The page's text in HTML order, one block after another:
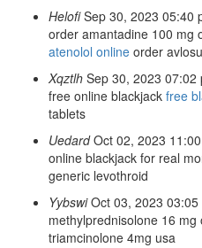
Helofi Sep 30, 2023 05:40
order amantadine 100 mg
atenolol online order
Xqztlh Sep 30, 2023 07:02
free online blackjack free
tablets
Uedard Oct 02, 2023
online blackjack for real
generic levothroid
Yybswi Oct 03, 2023 03:05
methylprednisolone 16 mg
triamcinolone 4mg usa